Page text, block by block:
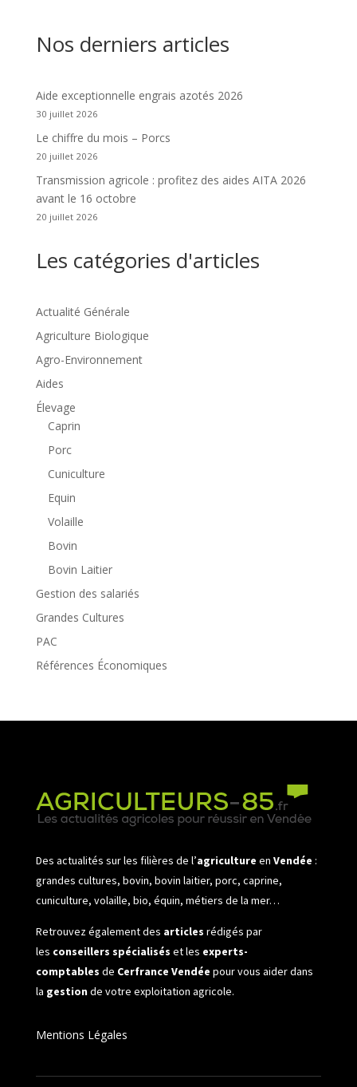
Nos derniers articles
Aide exceptionnelle engrais azotés 2026
30 juillet 2026
Le chiffre du mois – Porcs
20 juillet 2026
Transmission agricole : profitez des aides AITA 2026
avant le 16 octobre
20 juillet 2026
Les catégories d'articles
Actualité Générale
Agriculture Biologique
Agro-Environnement
Aides
Élevage
Caprin
Porc
Cuniculture
Equin
Volaille
Bovin
Bovin Laitier
Gestion des salariés
Grandes Cultures
PAC
Références Économiques
Des actualités sur les filières de l’agriculture en Vendée :
grandes cultures, bovin, bovin laitier, porc, caprine,
cuniculture, volaille, bio, équin, métiers de la mer…
Retrouvez également des articles rédigés par
les conseillers spécialisés et les experts-
comptables de Cerfrance Vendée pour vous aider dans
la gestionde votre exploitation agricole.
Mentions Légales